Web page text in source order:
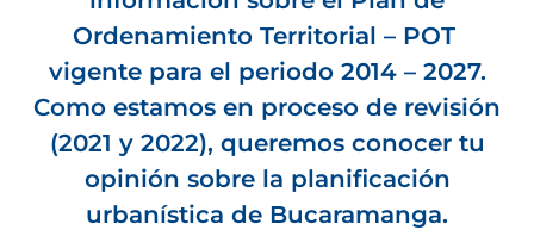
Ordenamiento Territorial – POT
vigente para el periodo 2014 – 2027.
Como estamos en proceso de revisión
(2021 y 2022), queremos conocer tu
opinión sobre la planificación
urbanística de Bucaramanga.